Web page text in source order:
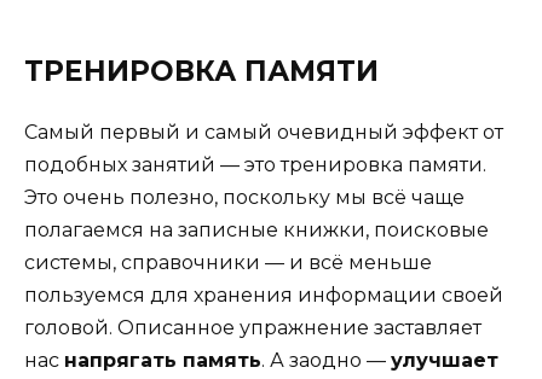
ТРЕНИРОВКА ПАМЯТИ
Самый первый и самый очевидный эффект от
подобных занятий — это тренировка памяти.
Это очень полезно, поскольку мы всё чаще
полагаемся на записные книжки, поисковые
системы, справочники — и всё меньше
пользуемся для хранения информации своей
головой. Описанное упражнение заставляет
нас напрягать память. А заодно — улучшает